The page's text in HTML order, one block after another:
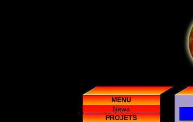
MENU
News
PROJETS